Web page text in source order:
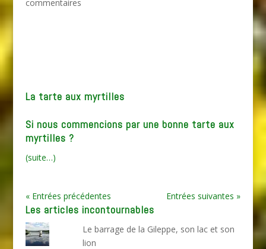
commentaires
La tarte aux myrtilles
Si nous commencions par une bonne tarte aux
myrtilles ?
(suite…)
« Entrées précédentes Entrées suivantes »
Les articles incontournables
Le barrage de la Gileppe, son lac et son
lion